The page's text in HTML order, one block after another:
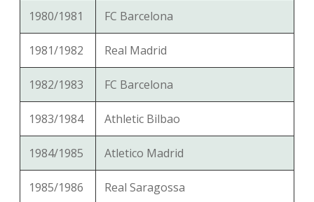
1980/1981 FC Barcelona
1981/1982 Real Madrid
1982/1983 FC Barcelona
1983/1984 Athletic Bilbao
1984/1985 Atletico Madrid
1985/1986 Real Saragossa